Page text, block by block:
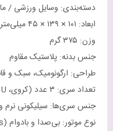
دسته‌بندی: وسایل ورزشی /
ابعاد: ۱۰۱ × ۱۳۹ × ۴۵ میلی‌متر
وزن: ۳۷۵ گرم
جنس بدنه: پلاستیک مقاوم
طراحی: ارگونومیک، سبک و
تعداد سری: ۳ عدد (کروی، U شکل، مسطح)
جنس سری‌ها: سیلیکونی نرم و
نوع موتور: بی‌صدا و بادوام (Brushless)